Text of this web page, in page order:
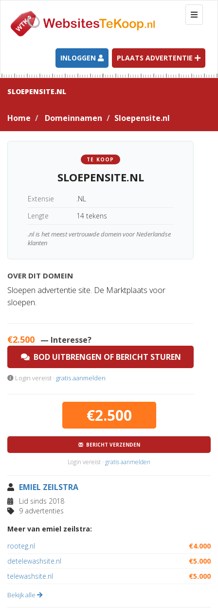
T
o
g
l
e
n
a
t
INLOGGEN PLAATS ADVERTENTIE
SLOEPENSITE.NL
Home Domeinnamen Sloepensite.nl
TE KOOP
SLOEPENSITE.NL
Extensie
.NL
Lengte
14 tekens
.nl is het meest vertrouwde domein voor Nederlandse
klanten
OVER DIT DOMEIN
Sloepen advertentie site. De Marktplaats voor
sloepen.
€2.500 — Interesse?
BOD UITBRENGEN OF BERICHT STUREN
Login vereist · gratis aanmelden
€2.500
BERICHT VERZENDEN
Login vereist · gratis aanmelden
EMIEL ZEILSTRA
Lid sinds 2018
9 advertenties
Meer van emiel zeilstra:
rooteg.nl
€4.000
detelewashsite.nl
€5.000
telewashsite.nl
€5.000
Bekijk alle